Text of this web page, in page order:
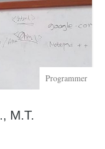
Programmer
M.T.